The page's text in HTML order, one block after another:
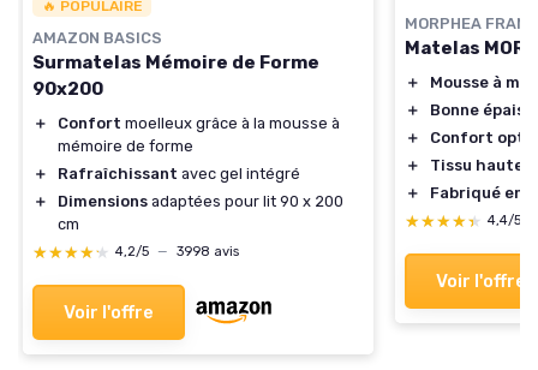
🔥 POPULAIRE
AMAZON BASICS
Surmatelas Mémoire de Forme
90x200
＋ Confort moelleux grâce à la mousse à
mémoire de forme
＋
Rafraîchissant avec gel intégré
＋
Dimensions adaptées pour lit 90 x 200
cm
★★★★★
★★★★★ 4,2/5 — 3998 avis
Voir l'offre
MORPHEA
Matelas
＋
Mousse à
＋
Bonne
＋
Confort
＋
Tissu
＋
Fabriqué en
★★★★★
★★★★★ 4,4/5
Voir l'offre